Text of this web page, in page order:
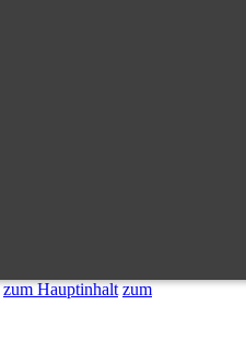
zum Hauptinhalt zum